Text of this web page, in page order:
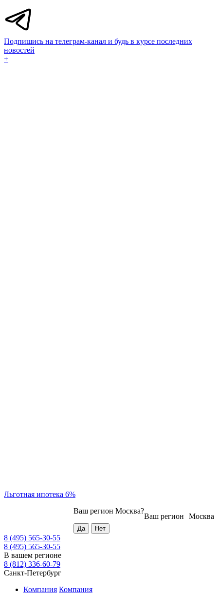
Подпишись на телеграм-канал и будь в курсе последних
новостей
+
Льготная ипотека 6%
Москва
Ваш регион
Ваш регион Москва?
8 (495) 565-30-55
8 (495) 565-30-55
В вашем регионе
8 (812) 336-60-79
Санкт-Петербург
Компания Компания